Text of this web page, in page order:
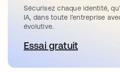
Sécurisez chaque identité,
IA, dans toute l’entreprise
évolutive.
Essai gratuits’ouvre dans